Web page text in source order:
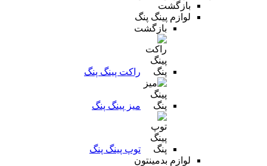
بازگشت
لوازم پینگ پنگ
بازگشت
راکت پینگ پنگ
میز پینگ پنگ
توپ پینگ پنگ
لوازم بدمینتون